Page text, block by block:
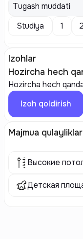
Tugash muddati
Studiya
1 2
Izohlar
Hozircha hech
Hozircha hech
Izoh qoldirish
Majmua
Высокие
Детская